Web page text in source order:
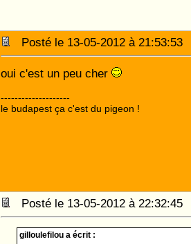
Posté le 13-05-2012 à
oui c'est un peu cher
--------------------
le budapest ça c'est du pigeon !
Posté le 13-05-2012 à
gilloulefilou a écrit :